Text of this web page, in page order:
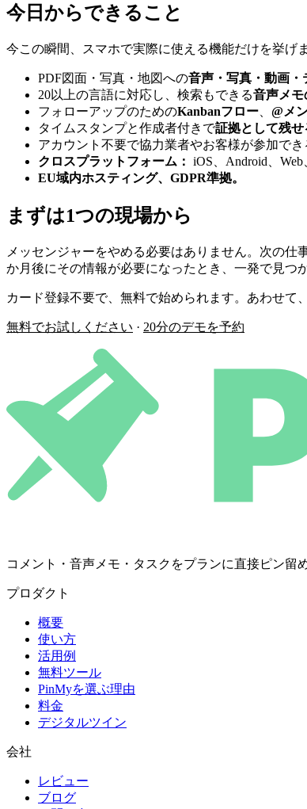
今日からできること
今この瞬間、スマホで実際に使える機能だけを挙げま
PDF図面・写真・地図への音声・写真・動画・
20以上の言語に対応し、検索もできる音声メモ
フォローアップのためのKanbanフロー @メ
タイムスタンプと作成者付きで証拠として残せ
アカウント不要で協力業者やお客様が参加でき
クロスプラットフォーム： iOS、Android、
EU域内ホスティング、GDPR準拠。
まずは1つの現場から
メッセンジャーをやめる必要はありません。次の
か月後にその情報が必要になったとき、一発で見つ
カード登録不要で、無料で始められます。あわせて、
無料でお試しください · 20分のデモを予約
コメント・音声メモ・タスクをプランに直接ピン留
プロダクト
概要
使い方
活用例
無料ツール
PinMyを選ぶ理由
料金
デジタルツイン
会社
レビュー
ブログ